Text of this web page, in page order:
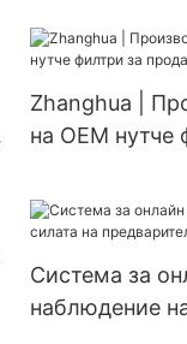
вакуумни
продукти |
Zhanghua |
на OEM нутче
Система за
наблюдение